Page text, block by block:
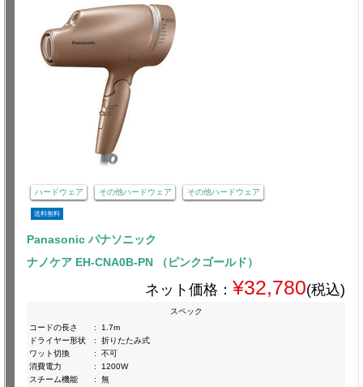
ハードウェア その他ハードウェア その他ハードウェア
送料無料
Panasonic パナソニック
ナノケア EH-CNA0B-PN （ピンクゴールド）
ネット価格： ¥32,780(税込)
スペック
コードの長さ
:
1.7m
ドライヤー形状
:
折りたたみ式
ワット切換
:
不可
消費電力
:
1200W
スチーム機能
:
無